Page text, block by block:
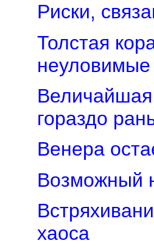
Риски,
Толстая
Величайшая
гораздо
Венера
Возможный
хаоса